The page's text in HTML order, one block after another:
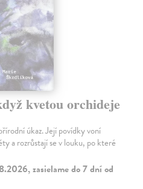
kvetou orchideje
úkaz. Její povídky voní
a rozrůstají se v louku, po které
zasielame do 7 dní od